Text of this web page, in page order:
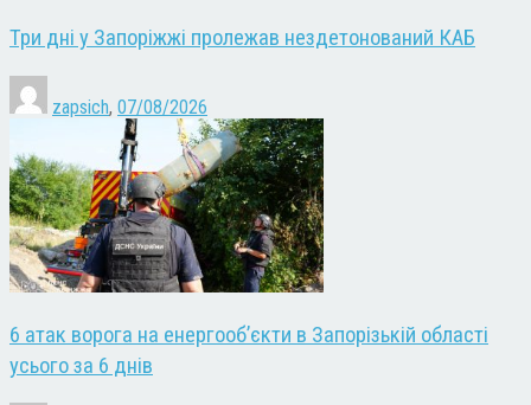
Три дні у Запоріжжі пролежав нездетонований КАБ
zapsich, 07/08/2026
6 атак ворога на енергооб’єкти в Запорізькій області
усього за 6 днів